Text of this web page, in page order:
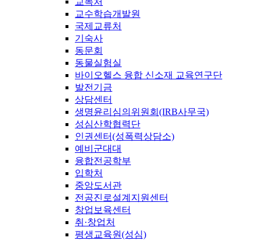
교수학습개발원
국제교류처
기숙사
동문회
동물실험실
바이오헬스 융합 신소재 교육연구단
발전기금
상담센터
생명윤리심의위원회(IRB사무국)
성심산학협력단
인권센터(성폭력상담소)
예비군대대
융합전공학부
입학처
중앙도서관
전공진로설계지원센터
창업보육센터
취·창업처
평생교육원(성심)